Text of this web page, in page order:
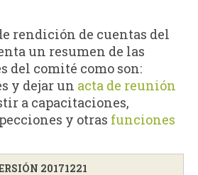
rendición de cuentas del
un resumen de las
del comité como son:
y dejar un acta de reunión
a capacitaciones,
y otras funciones
20171221